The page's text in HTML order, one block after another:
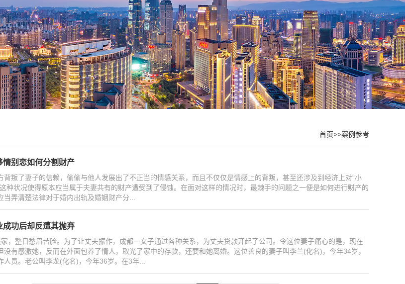
首页>>案例参考
情别恋如何分割财产
背叛了妻子的信赖，偷偷与他人发展出了不正当的情感关系，而且不仅仅是情感上的背叛，甚至还涉及到经济上对“小
种状况使得原本应当属于夫妻共有的财产遭受到了侵蚀。在面对这样的情况时，最棘手的问题之一便是如何进行财产的
当弄清楚法律对于婚内出轨及婚姻财产分...
成功后却反遭其抛弃
，整日愁眉苦脸。为了让丈夫振作，成都一女子通过各种关系，为丈夫贷款开起了公司。令这位妻子痛心的是，现在
没有感激她，反而在外面包养了情人，取光了家中的存款，还要和她离婚。这位善良的妻子叫李兰(化名)，今年34岁，
人员。老公叫李龙(化名)，今年36岁。在3年...